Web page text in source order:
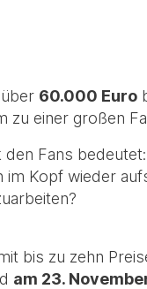
60.000 Euro
zu einer großen
Fans
Kopf wieder
bis zu zehn
am 23.